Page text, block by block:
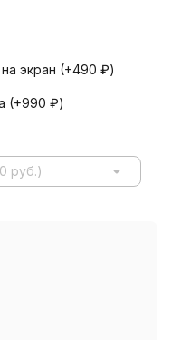
экран (+490 ₽)
(+990 ₽)
руб.)